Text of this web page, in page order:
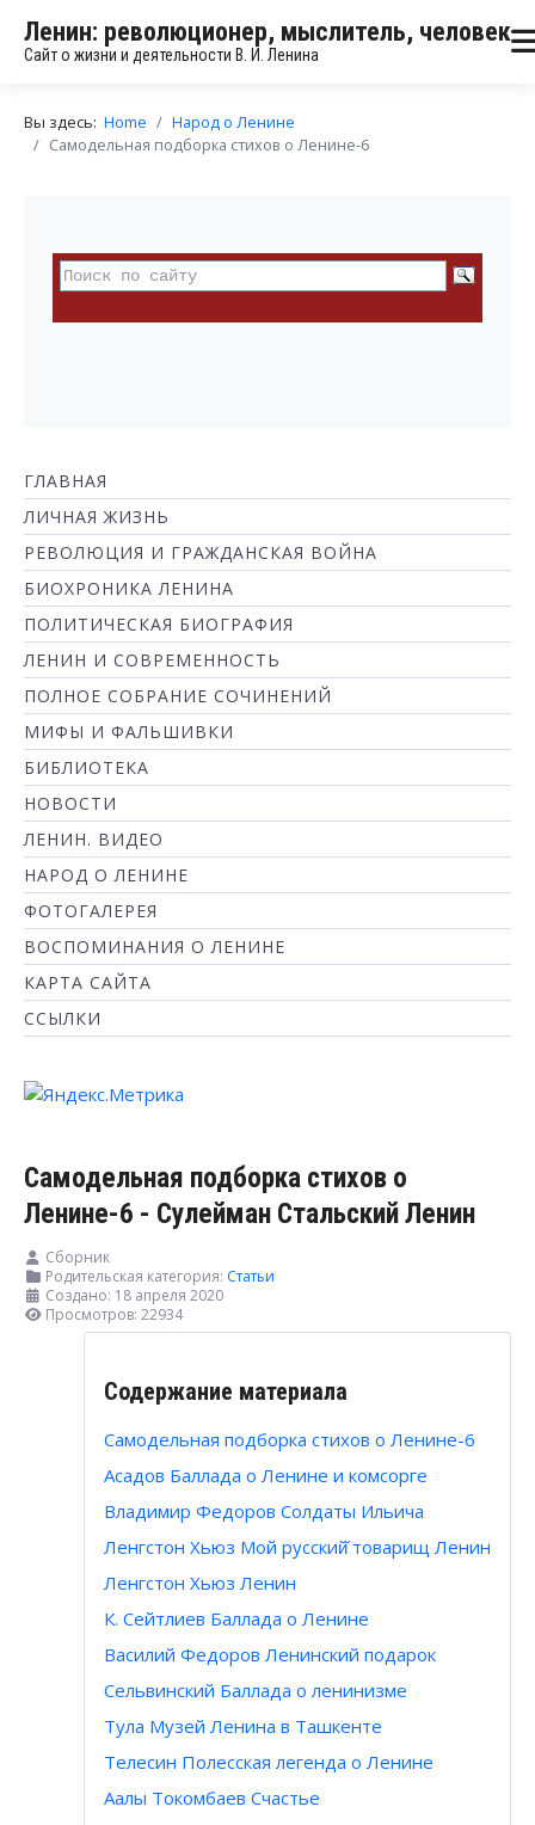
Ленин: революционер, мыслитель, человек
Сайт о жизни и деятельности В. И. Ленина
Вы здесь: Home
Народ о Ленине
Самодельная подборка стихов о Ленине-6
ГЛАВНАЯ
ЛИЧНАЯ ЖИЗНЬ
РЕВОЛЮЦИЯ И ГРАЖДАНСКАЯ ВОЙНА
БИОХРОНИКА ЛЕНИНА
ПОЛИТИЧЕСКАЯ БИОГРАФИЯ
ЛЕНИН И СОВРЕМЕННОСТЬ
ПОЛНОЕ СОБРАНИЕ СОЧИНЕНИЙ
МИФЫ И ФАЛЬШИВКИ
БИБЛИОТЕКА
НОВОСТИ
ЛЕНИН. ВИДЕО
НАРОД О ЛЕНИНЕ
ФОТОГАЛЕРЕЯ
ВОСПОМИНАНИЯ О ЛЕНИНЕ
КАРТА САЙТА
ССЫЛКИ
Самодельная подборка стихов о
Ленине-6 - Сулейман Стальский Ленин
Сборник
Родительская категория: Статьи
Создано: 18 апреля 2020
Просмотров: 22934
Содержание материала
Самодельная подборка стихов о Ленине-6
Асадов Баллада о Ленине и комсорге
Владимир Федоров Солдаты Ильича
Ленгстон Хьюз Мой русский̆ товарищ Ленин
Ленгстон Хьюз Ленин
К. Сейтлиев Баллада о Ленине
Василий Федоров Ленинский подарок
Сельвинский Баллада о ленинизме
Тула Музей Ленина в Ташкенте
Телесин Полесская легенда о Ленине
Аалы Токомбаев Счастье